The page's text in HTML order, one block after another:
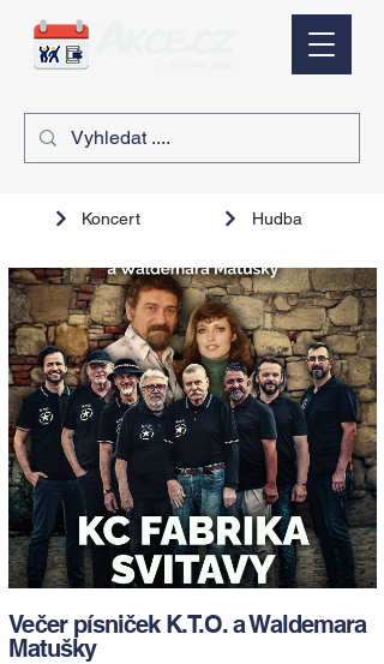
Koncert Hudba
Večer písniček K.T.O. a Waldemara
Matušky